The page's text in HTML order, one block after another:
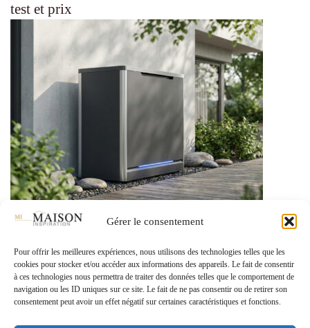
Gérer le consentement
Pour offrir les meilleures expériences, nous utilisons des technologies telles que les
cookies pour stocker et/ou accéder aux informations des appareils. Le fait de consentir
à ces technologies nous permettra de traiter des données telles que le comportement de
navigation ou les ID uniques sur ce site. Le fait de ne pas consentir ou de retirer son
consentement peut avoir un effet négatif sur certaines caractéristiques et fonctions.
test et prix
Avis sur les pompes à chaleur Mitsubishi : le test